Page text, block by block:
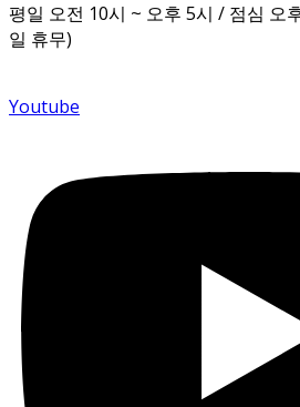
평일 오전 10시 ~ 오후 5시 / 점심 오
일 휴무)
Youtube